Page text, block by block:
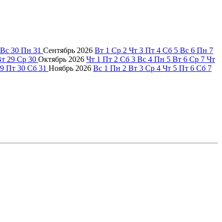
Вс 30 Пн 31 Сентябрь 2026 Вт 1 Ср 2 Чт 3 Пт 4 Сб 5 Вс 6 Пн 7
29 Ср 30 Октябрь 2026 Чт 1 Пт 2 Сб 3 Вс 4 Пн 5 Вт 6 Ср 7 Чт
Пт 30 Сб 31 Ноябрь 2026 Вс 1 Пн 2 Вт 3 Ср 4 Чт 5 Пт 6 Сб 7